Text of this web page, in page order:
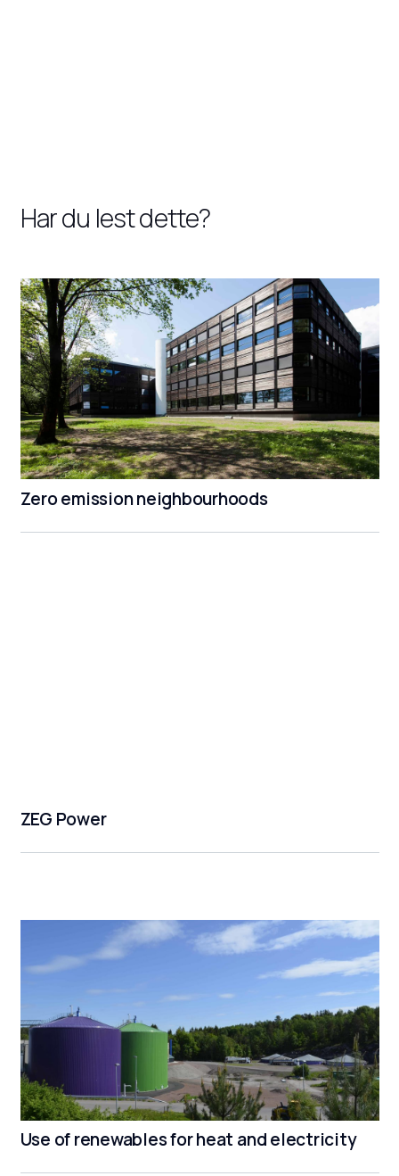
Har du lest dette?
Zero emission neighbourhoods
ZEG Power
Use of renewables for heat and electricity